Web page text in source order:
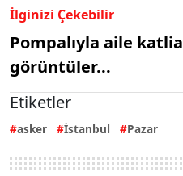
İlginizi Çekebilir
Pompalıyla aile
görüntüler...
Etiketler
asker İstanbul Pazar